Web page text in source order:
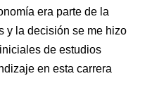
era parte de la
y la decisión se me hizo
de estudios
en esta carrera